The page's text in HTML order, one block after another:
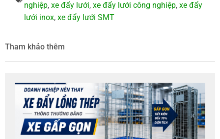
nghiệp, xe đẩy lưới, xe đẩy lưới công nghiệp, xe đẩy
lưới inox, xe đẩy lưới SMT
Tham khảo thêm